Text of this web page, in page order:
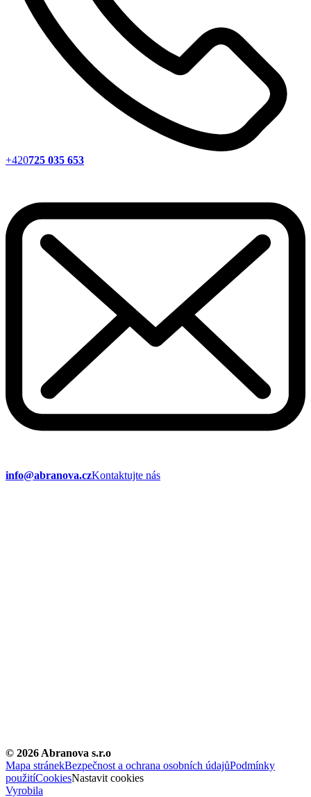
+420725 035 653
info@abranova.czKontaktujte nás
© 2026 Abranova s.r.o
Mapa stránekBezpečnost a ochrana osobních údajůPodmínky
použitíCookiesNastavit cookies
Vyrobila